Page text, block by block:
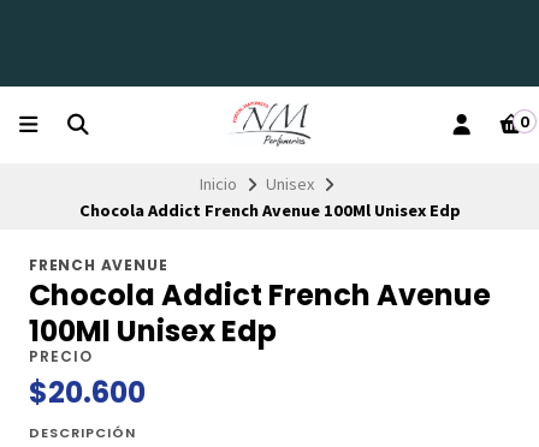
0
Inicio
Unisex
Chocola Addict French Avenue 100Ml Unisex Edp
FRENCH AVENUE
Chocola Addict French Avenue
100Ml Unisex Edp
PRECIO
$20.600
DESCRIPCIÓN